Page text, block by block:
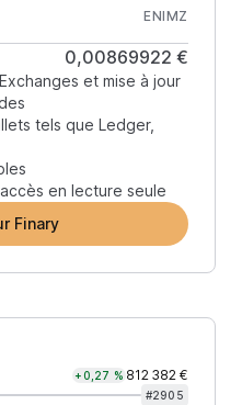
ENIMZ
0,00869922 €
et mise à jour
tels que Ledger,
en lecture seule
Finary
+0,27 % 812 382 €
#2905